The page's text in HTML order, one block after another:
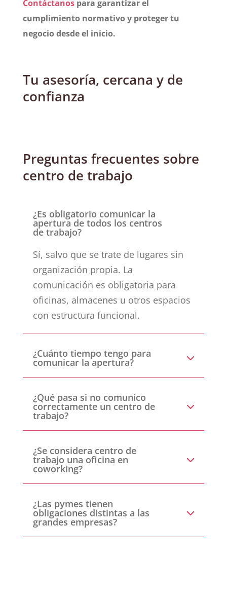
Contáctanospara garantizar el
cumplimiento normativo y proteger tu
negocio desde el inicio.
Tu asesoría, cercana y de
confianza
Preguntas frecuentes sobre
centro de trabajo
¿Es obligatorio comunicar la
apertura de todos los centros
de trabajo?
Sí, salvo que se trate de lugares sin
organización propia. La
comunicación es obligatoria para
oficinas, almacenes u otros espacios
con estructura funcional.
¿Cuánto tiempo tengo para
comunicar la apertura?
¿Qué pasa si no comunico
correctamente un centro de
trabajo?
¿Se considera centro de
trabajo una oficina en
coworking?
¿Las pymes tienen
obligaciones distintas a las
grandes empresas?